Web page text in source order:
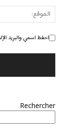
احفظ اسمي والبريد
Rechercher